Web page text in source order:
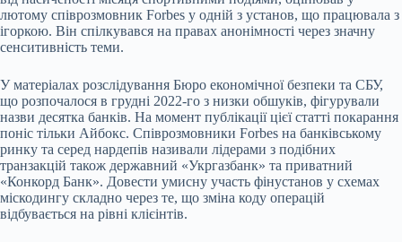
лютому співрозмовник Forbes у одній з установ, що працювала з
ігоркою. Він спілкувався на правах анонімності через значну
сенситивність теми.
У матеріалах розслідування Бюро економічної безпеки та СБУ,
що розпочалося в грудні 2022-го з низки обшуків, фігурували
назви десятка банків. На момент публікації цієї статті покарання
поніс тільки Айбокс. Співрозмовники Forbes на банківському
ринку та серед нардепів називали лідерами з подібних
транзакцій також державний «Укргазбанк» та приватний
«Конкорд Банк». Довести умисну участь фінустанов у схемах
міскодингу складно через те, що зміна коду операцій
відбувається на рівні клієінтів.